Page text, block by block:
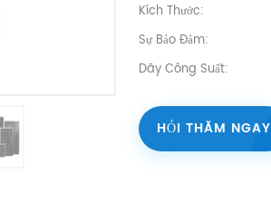
Kích Thước:
Sự Bảo Đảm:
Dãy Công Suất:
HỎI THĂM NGAY